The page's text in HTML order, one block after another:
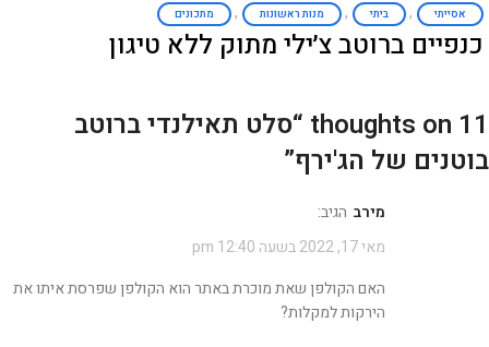
אסייתי , ביתי , מנות ראשונות , מתכונים
כנפיים ברוטב צ׳ילי מתוק ללא טיגון
11 thoughts on “
סלט תאילנדי ברוטב
בוטנים של הג'ירף”
מירב הגיב:
מאי 17, 2022 בשעה 12:40 pm
האם הקולפן שאת מוכרת באתר הוא הקולפן שפרסת איתו את
הירקות למקלות?